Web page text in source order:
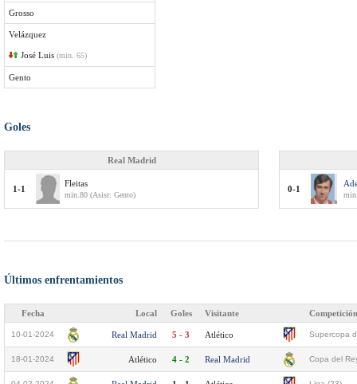
Grosso
Velázquez
José Luis (min. 65)
Gento
Goles
Real Madrid
1-1
Fleitas
min.80 (Asist: Gento)
0-1
Últimos enfrentamientos
Fecha Local Goles Visitante Competición
10-01-2024 Real Madrid 5 - 3 Atlético Supercopa
18-01-2024 Atlético 4 - 2 Real Madrid Copa del